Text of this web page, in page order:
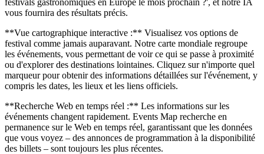
vous fournira des résultats précis.
**Vue cartographique interactive :** Visualisez vos options de
festival comme jamais auparavant. Notre carte mondiale regroupe
les événements, vous permettant de voir ce qui se passe à proximité
ou d'explorer des destinations lointaines. Cliquez sur n'importe quel
marqueur pour obtenir des informations détaillées sur l'événement, y
compris les dates, les lieux et les liens officiels.
**Recherche Web en temps réel :** Les informations sur les
événements changent rapidement. Events Map recherche en
permanence sur le Web en temps réel, garantissant que les données
que vous voyez – des annonces de programmation à la disponibilité
des billets – sont toujours les plus récentes.